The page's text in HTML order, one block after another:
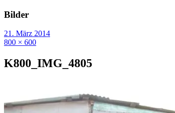
Bilder
21. März 2014
800 × 600
K800_IMG_4805